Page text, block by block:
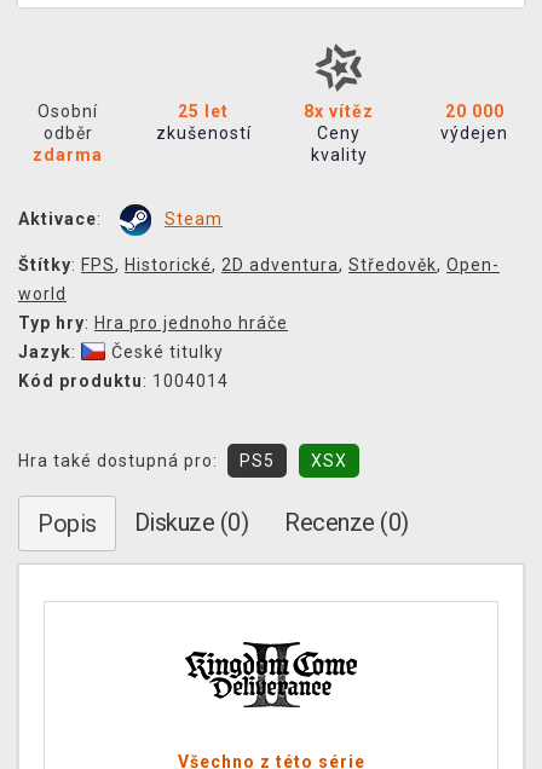
Osobní
odběr
zdarma
25 let
zkušeností
8x vítěz
Ceny
kvality
20 000
výdejen
Aktivace: Steam
Štítky: FPS, Historické, 2D adventura, Středověk, Open-
world
Typ hry: Hra pro jednoho hráče
Jazyk:
České titulky
Kód produktu: 1004014
Hra také dostupná pro: PS5 XSX
Popis Diskuze (0) Recenze (0)
Všechno z této série